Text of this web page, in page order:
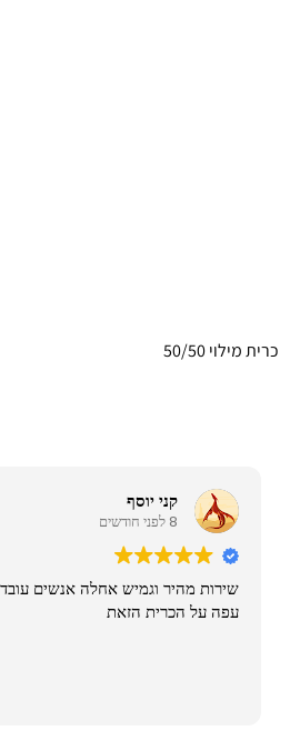
כרית מילוי 50/50
קני יוסף
8 לפני חודשים
שירות מהיר וגמיש אחלה אנשים
עפה על הכרית הזאת